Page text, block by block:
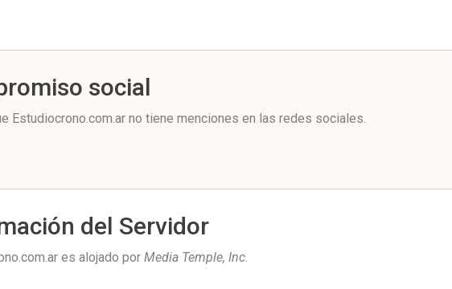
social
Estudiocrono.com.ar no tiene menciones en las redes sociales.
del Servidor
es alojado por Media Temple, Inc.